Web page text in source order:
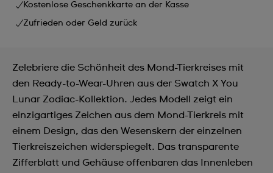
Kostenlose Geschenkkarte an der Kasse
Zufrieden oder Geld zurück
Zelebriere die Schönheit des Mond-Tierkreises mit
den Ready-to-Wear-Uhren aus der Swatch X You
Lunar Zodiac-Kollektion. Jedes Modell zeigt ein
einzigartiges Zeichen aus dem Mond-Tierkreis mit
einem Design, das den Wesenskern der einzelnen
Tierkreiszeichen widerspiegelt. Das transparente
Zifferblatt und Gehäuse offenbaren das Innenleben